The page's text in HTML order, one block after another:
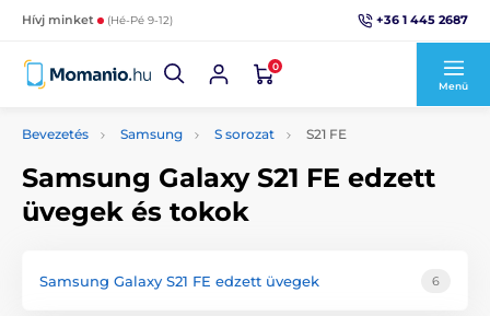
Hívj minket (Hé-Pé 9-12) +36 1 445 2687
0
Menü
Bevezetés Samsung S sorozat S21 FE
Samsung Galaxy S21 FE edzett
üvegek és tokok
Samsung Galaxy S21 FE edzett üvegek 6